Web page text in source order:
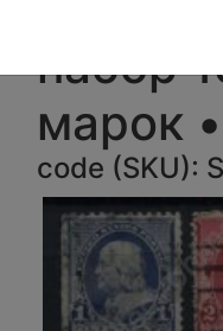
набор
марок
code (SKU):